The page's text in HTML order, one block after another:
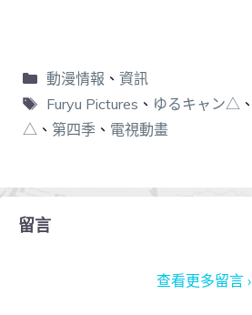
動漫情報 、 資訊
Furyu Pictures 、 ゆるキャン△、
△ 、 第四季 、 電視動畫
留言
查看更多留言 ›